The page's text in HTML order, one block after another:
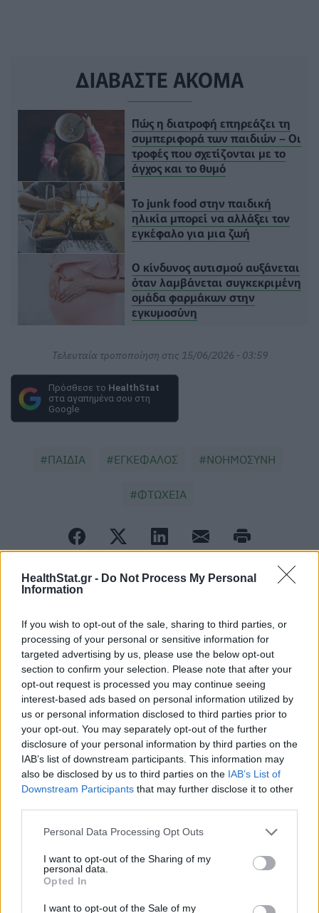
HealthStat.gr - Do Not Process My Personal
Information
If you wish to opt-out of the sale, sharing to third parties, or
processing of your personal or sensitive information for
targeted advertising by us, please use the below opt-out
section to confirm your selection. Please note that after your
opt-out request is processed you may continue seeing
interest-based ads based on personal information utilized by
us or personal information disclosed to third parties prior to
your opt-out. You may separately opt-out of the further
disclosure of your personal information by third parties on the
IAB’s list of downstream participants. This information may
also be disclosed by us to third parties on the IAB’s List of
Downstream Participants that may further disclose it to other
Personal Data Processing Opt Outs
I want to opt-out of the Sharing of my
personal data.
Opted In
I want to opt-out of the Sale of my
ΔΙΑΒΑΣΤΕ ΑΚΟΜΑ
Πώς η διατροφή επηρεάζει τη
συμπεριφορά των παιδιών – Οι
τροφές που σχετίζονται με το
άγχος και το θυμό
Το junk food στην παιδική
ηλικία μπορεί να αλλάξει τον
εγκέφαλο για μια ζωή
Ο κίνδυνος αυτισμού αυξάνεται
όταν λαμβάνεται συγκεκριμένη
ομάδα φαρμάκων στην
εγκυμοσύνη
Τελευταία τροποποίηση στις 15/06/2026 - 03:59
Πρόσθεσε το HealthStat
στα αγαπημένα σου στη
Google
ΠΑΙΔΙΑ ΕΓΚΕΦΑΛΟΣ ΝΟΗΜΟΣΥΝΗ
ΦΤΩΧΕΙΑ
ASCO 2026: Μελέτη αλλάζει το
θεραπευτικό τοπίο του
μεταστατικού καρκίνου του μαστού
12 Ιουνίου 2026
Οι 4 παράγοντες κινδύνου που
ευθύνονται για το 99% των
εγκεφαλικών και των
εμφραγμάτων